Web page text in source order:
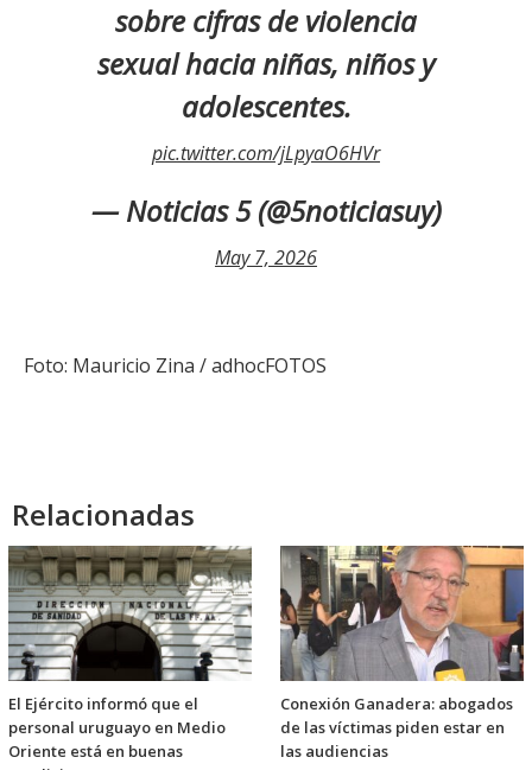
sobre cifras de violencia
sexual hacia niñas, niños y
adolescentes.
pic.twitter.com/jLpyaO6HVr
— Noticias 5 (@5noticiasuy)
May 7, 2026
Foto: Mauricio Zina / adhocFOTOS
Relacionadas
El Ejército informó que el
personal uruguayo en Medio
Oriente está en buenas
Conexión Ganadera: abogados
de las víctimas piden estar en
las audiencias